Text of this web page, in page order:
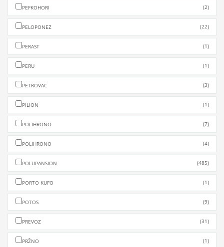
PEFKOHORI (2)
PELOPONEZ (22)
PERAST (1)
PERU (1)
PETROVAC (3)
PILION (1)
POLIHRONO (7)
POLIHRONO (4)
POLUPANSION (485)
PORTO KUFO (1)
POTOS (9)
PREVOZ (31)
PRŽNO (1)